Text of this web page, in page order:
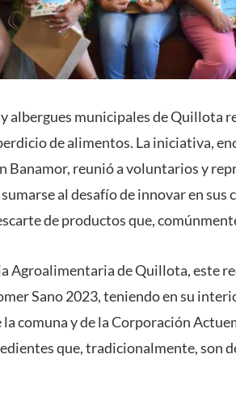
albergues municipales de Quillota
de alimentos. La iniciativa,
Banamor, reunió a voluntarios y
al desafío de innovar en sus
de productos que,
Agroalimentaria de Quillota, este
Sano 2023, teniendo en su
comuna y de la Corporación
que, tradicionalmente, son